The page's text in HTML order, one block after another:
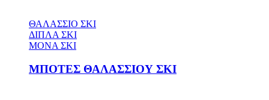
ΘΑΛΑΣΣΙΟ ΣΚΙ
ΔΙΠΛΑ ΣΚΙ
ΜΟΝΑ ΣΚΙ
ΜΠΟΤΕΣ ΘΑΛΑΣΣΙΟΥ ΣΚΙ